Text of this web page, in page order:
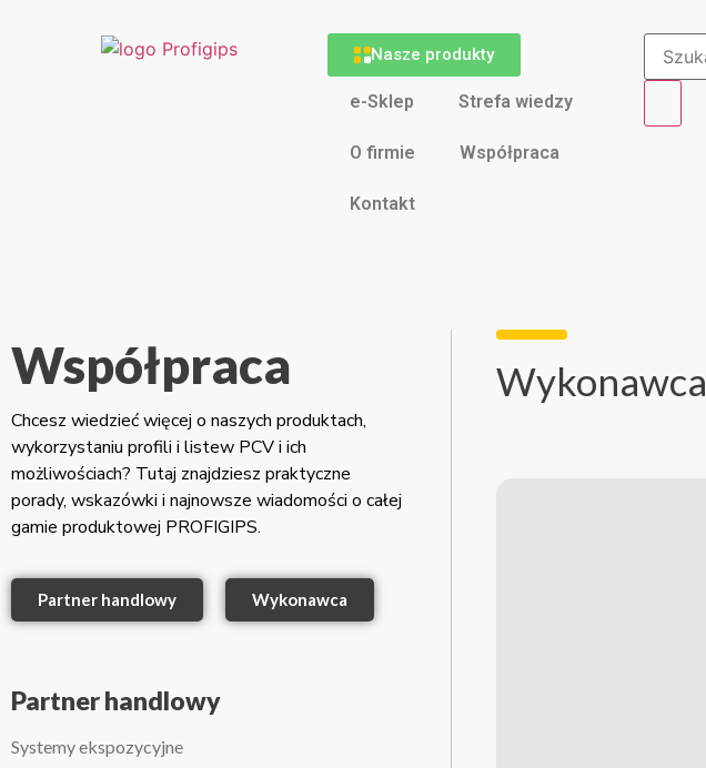
Nasze produkty
e-Sklep Strefa wiedzy
O firmie Współpraca
Kontakt
Współpraca
Chcesz wiedzieć więcej o naszych produktach,
wykorzystaniu profili i listew PCV i ich
możliwościach? Tutaj znajdziesz praktyczne
porady, wskazówki i najnowsze wiadomości o całej
gamie produktowej PROFIGIPS.
Partner handlowy Wykonawca
Partner handlowy
Systemy ekspozycyjne
Wykonawca